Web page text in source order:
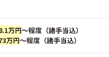
万円～程度（諸手当込）
万円～程度（諸手当込）